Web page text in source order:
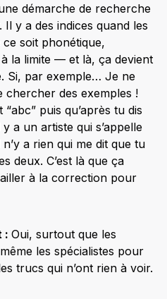
démarche de recherche
y a des indices quand les
soit phonétique,
la limite — et là, ça devient
Si, par exemple… Je ne
chercher des exemples !
puis qu’après tu dis
y a un artiste qui s’appelle
n’y a rien qui me dit que tu
deux. C’est là que ça
à la correction pour
: Oui, surtout que les
les spécialistes pour
trucs qui n’ont rien à voir.